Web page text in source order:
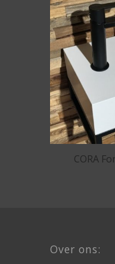
CORA
Over ons: